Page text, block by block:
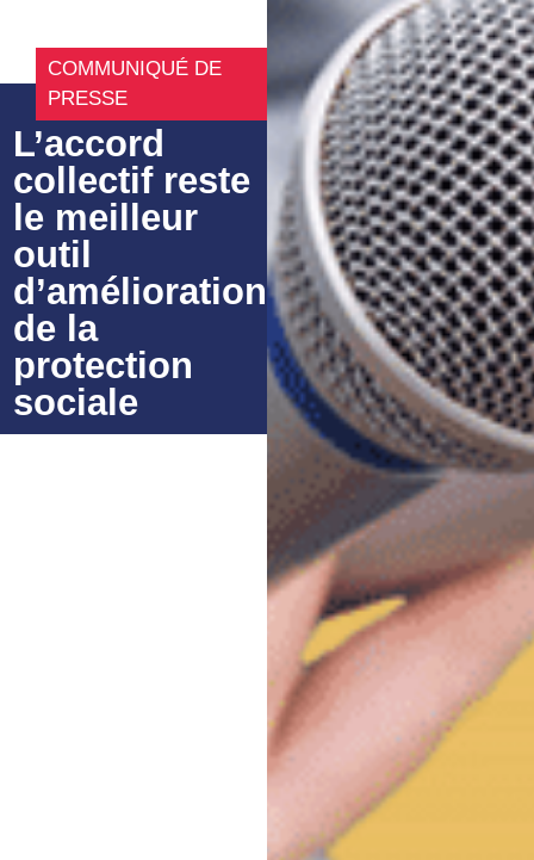
COMMUNIQUÉ DE
PRESSE
L’accord
collectif reste
le meilleur
outil
d’amélioration
de la
protection
sociale